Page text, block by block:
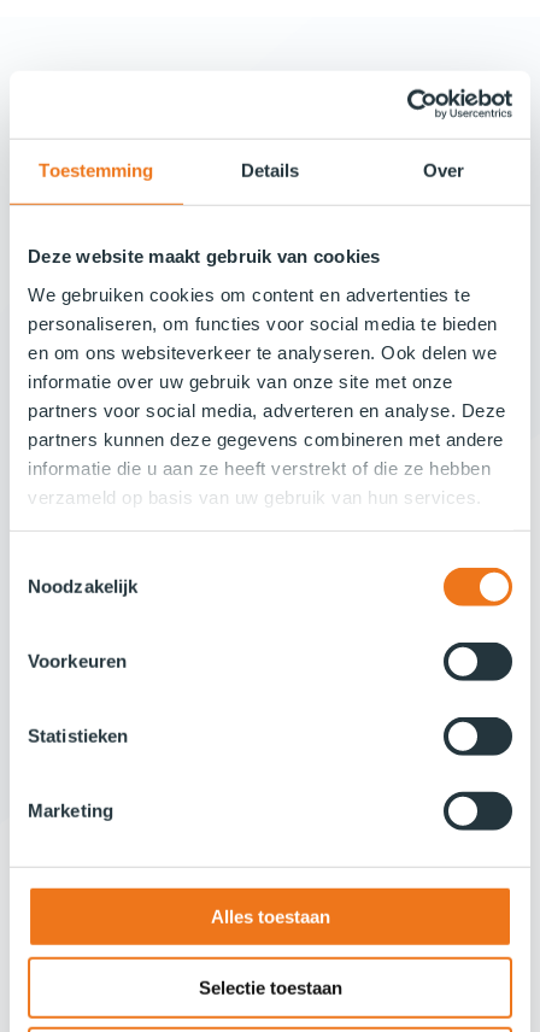
Toestemming Details Over
Deze website maakt gebruik van cookies
We gebruiken cookies om content en advertenties te
personaliseren, om functies voor social media te bieden
en om ons websiteverkeer te analyseren. Ook delen we
informatie over uw gebruik van onze site met onze
partners voor social media, adverteren en analyse. Deze
partners kunnen deze gegevens combineren met andere
informatie die u aan ze heeft verstrekt of die ze hebben
verzameld op basis van uw gebruik van hun services.
Noodzakelijk
Voorkeuren
Statistieken
Marketing
Alles toestaan
Selectie toestaan